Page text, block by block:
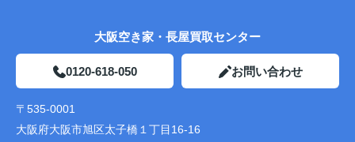
大阪空き家・長屋買取センター
0120-618-050 お問い合わせ
〒535-0001
大阪府大阪市旭区太子橋１丁目16-16